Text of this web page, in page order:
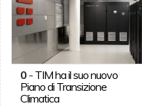
0- TIM ha il suo nuovo
Piano di Transizione
Climatica